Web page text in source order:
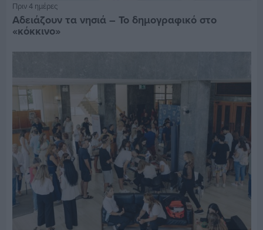
Πριν 4 ημέρες
Αδειάζουν τα νησιά – Το δημογραφικό στο
«κόκκινο»